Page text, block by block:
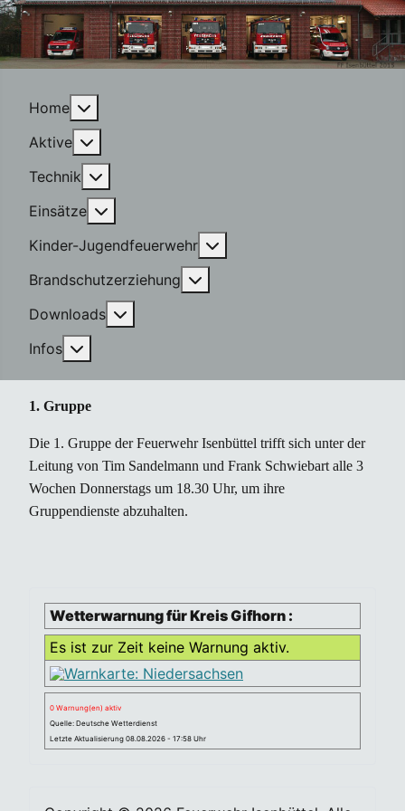
Home
Aktive
Technik
Einsätze
Kinder-Jugendfeuerwehr
Brandschutzerziehung
Downloads
Infos
1. Gruppe
Die 1. Gruppe der Feuerwehr Isenbüttel trifft sich unter der
Leitung von Tim Sandelmann und Frank Schwiebart alle 3
Wochen Donnerstags um 18.30 Uhr, um ihre
Gruppendienste abzuhalten.
Wetterwarnung für Kreis Gifhorn :
Es ist zur Zeit keine Warnung aktiv.
0 Warnung(en) aktiv
Quelle: Deutsche Wetterdienst
Letzte Aktualisierung 08.08.2026 - 17:58 Uhr